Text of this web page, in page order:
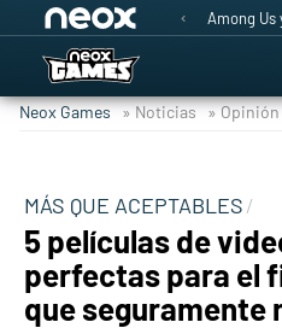
Among Us
Neox Games » Noticias » Opinión
MÁS QUE ACEPTABLES
5 películas de
perfectas para el
que seguramente